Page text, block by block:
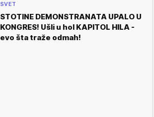
SVET
STOTINE DEMONSTRANATA UPALO U
KONGRES! Ušli u hol KAPITOL HILA -
evo šta traže odmah!